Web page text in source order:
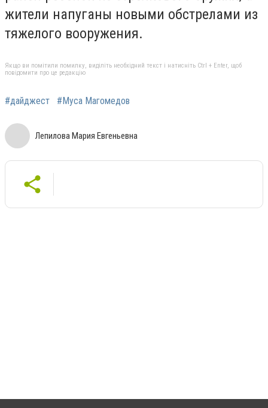
жители напуганы новыми обстрелами из
тяжелого вооружения.
Якщо ви помітили помилку, виділіть необхідний текст і натисніть Ctrl + Enter, щоб
повідомити про це редакцію
#дайджест #Муса Магомедов
Лепилова Мария Евгеньевна